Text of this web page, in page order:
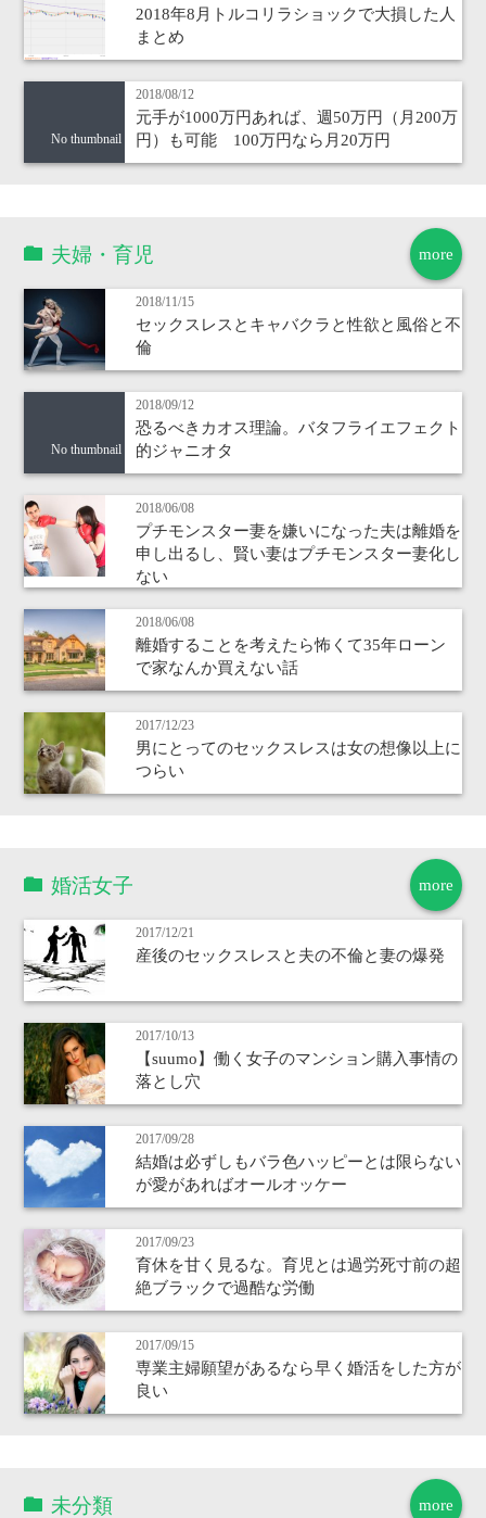
2018年8月トルコリラショックで大損した人
まとめ
No thumbnail
2018/08/12
元手が1000万円あれば、週50万円（月200万
円）も可能 100万円なら月20万円
more
夫婦・育児
2018/11/15
セックスレスとキャバクラと性欲と風俗と不
倫
No thumbnail
2018/09/12
恐るべきカオス理論。バタフライエフェクト
的ジャニオタ
2018/06/08
プチモンスター妻を嫌いになった夫は離婚を
申し出るし、賢い妻はプチモンスター妻化し
ない
2018/06/08
離婚することを考えたら怖くて35年ローン
で家なんか買えない話
2017/12/23
男にとってのセックスレスは女の想像以上に
つらい
more
婚活女子
2017/12/21
産後のセックスレスと夫の不倫と妻の爆発
2017/10/13
【suumo】働く女子のマンション購入事情の
落とし穴
2017/09/28
結婚は必ずしもバラ色ハッピーとは限らない
が愛があればオールオッケー
2017/09/23
育休を甘く見るな。育児とは過労死寸前の超
絶ブラックで過酷な労働
2017/09/15
専業主婦願望があるなら早く婚活をした方が
良い
more
未分類